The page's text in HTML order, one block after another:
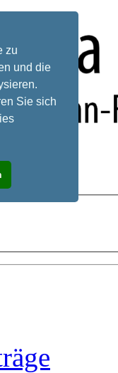
zu
und die
Sie sich